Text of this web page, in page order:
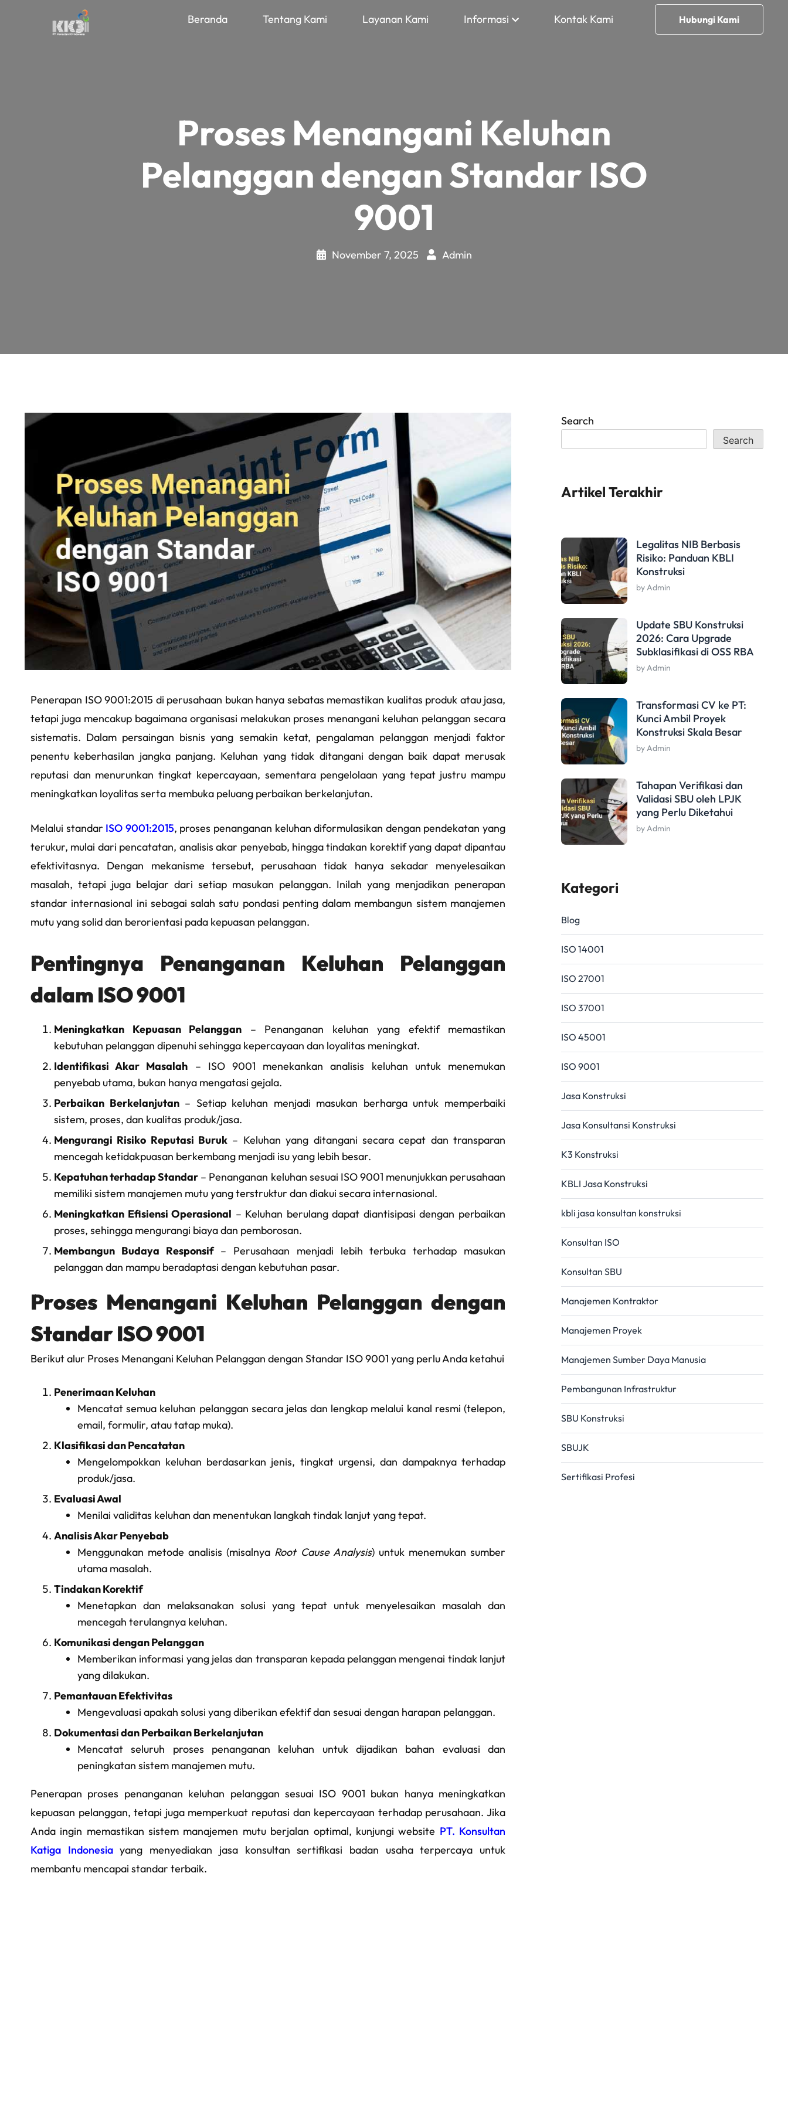
Beranda Tentang Kami Layanan Kami Informasi Kontak Kami Hubungi Kami
Proses Menangani Keluhan
Pelanggan dengan Standar ISO
9001
November 7, 2025 Admin
Penerapan ISO 9001:2015 di perusahaan bukan hanya sebatas memastikan kualitas produk atau jasa,
tetapi juga mencakup bagaimana organisasi melakukan proses menangani keluhan pelanggan secara
sistematis. Dalam persaingan bisnis yang semakin ketat, pengalaman pelanggan menjadi faktor
penentu keberhasilan jangka panjang. Keluhan yang tidak ditangani dengan baik dapat merusak
reputasi dan menurunkan tingkat kepercayaan, sementara pengelolaan yang tepat justru mampu
meningkatkan loyalitas serta membuka peluang perbaikan berkelanjutan.
Melalui standar ISO 9001:2015, proses penanganan keluhan diformulasikan dengan pendekatan yang
terukur, mulai dari pencatatan, analisis akar penyebab, hingga tindakan korektif yang dapat dipantau
efektivitasnya. Dengan mekanisme tersebut, perusahaan tidak hanya sekadar menyelesaikan
masalah, tetapi juga belajar dari setiap masukan pelanggan. Inilah yang menjadikan penerapan
standar internasional ini sebagai salah satu pondasi penting dalam membangun sistem manajemen
mutu yang solid dan berorientasi pada kepuasan pelanggan.
Pentingnya Penanganan Keluhan Pelanggan
dalam ISO 9001
Meningkatkan Kepuasan Pelanggan – Penanganan keluhan yang efektif memastikan
kebutuhan pelanggan dipenuhi sehingga kepercayaan dan loyalitas meningkat.
Identifikasi Akar Masalah – ISO 9001 menekankan analisis keluhan untuk menemukan
penyebab utama, bukan hanya mengatasi gejala.
Perbaikan Berkelanjutan– Setiap keluhan menjadi masukan berharga untuk memperbaiki
sistem, proses, dan kualitas produk/jasa.
Mengurangi Risiko Reputasi Buruk – Keluhan yang ditangani secara cepat dan transparan
mencegah ketidakpuasan berkembang menjadi isu yang lebih besar.
Kepatuhan terhadap Standar – Penanganan keluhan sesuai ISO 9001 menunjukkan perusahaan
memiliki sistem manajemen mutu yang terstruktur dan diakui secara internasional.
Meningkatkan Efisiensi Operasional – Keluhan berulang dapat diantisipasi dengan perbaikan
proses, sehingga mengurangi biaya dan pemborosan.
Membangun Budaya Responsif– Perusahaan menjadi lebih terbuka terhadap masukan
pelanggan dan mampu beradaptasi dengan kebutuhan pasar.
Proses Menangani Keluhan Pelanggan dengan
Standar ISO 9001
Berikut alur Proses Menangani Keluhan Pelanggan dengan Standar ISO 9001 yang perlu Anda ketahui
Penerimaan Keluhan
Mencatat semua keluhan pelanggan secara jelas dan lengkap melalui kanal resmi (telepon,
email, formulir, atau tatap muka).
Klasifikasi dan Pencatatan
Mengelompokkan keluhan berdasarkan jenis, tingkat urgensi, dan dampaknya terhadap
produk/jasa.
Evaluasi Awal
Menilai validitas keluhan dan menentukan langkah tindak lanjut yang tepat.
Analisis Akar Penyebab
Menggunakan metode analisis (misalnya Root Cause Analysis) untuk menemukan sumber
utama masalah.
Tindakan Korektif
Menetapkan dan melaksanakan solusi yang tepat untuk menyelesaikan masalah dan
mencegah terulangnya keluhan.
Komunikasi dengan Pelanggan
Memberikan informasi yang jelas dan transparan kepada pelanggan mengenai tindak lanjut
yang dilakukan.
Pemantauan Efektivitas
Mengevaluasi apakah solusi yang diberikan efektif dan sesuai dengan harapan pelanggan.
Dokumentasi dan Perbaikan Berkelanjutan
Mencatat seluruh proses penanganan keluhan untuk dijadikan bahan evaluasi dan
peningkatan sistem manajemen mutu.
Penerapan proses penanganan keluhan pelanggan sesuai ISO 9001 bukan hanya meningkatkan
kepuasan pelanggan, tetapi juga memperkuat reputasi dan kepercayaan terhadap perusahaan. Jika
Anda ingin memastikan sistem manajemen mutu berjalan optimal, kunjungi website PT. Konsultan
Katiga Indonesiayang menyediakan jasa konsultan sertifikasi badan usaha terpercaya untuk
membantu mencapai standar terbaik.
Search
Search
Artikel Terakhir
Legalitas NIB Berbasis
Risiko: Panduan KBLI
Konstruksi
by Admin
Update SBU Konstruksi
2026: Cara Upgrade
Subklasifikasi di OSS RBA
by Admin
Transformasi CV ke PT:
Kunci Ambil Proyek
Konstruksi Skala Besar
by Admin
Tahapan Verifikasi dan
Validasi SBU oleh LPJK
yang Perlu Diketahui
by Admin
Kategori
Blog
ISO 14001
ISO 27001
ISO 37001
ISO 45001
ISO 9001
Jasa Konstruksi
Jasa Konsultansi Konstruksi
K3 Konstruksi
KBLI Jasa Konstruksi
kbli jasa konsultan konstruksi
Konsultan ISO
Konsultan SBU
Manajemen Kontraktor
Manajemen Proyek
Manajemen Sumber Daya Manusia
Pembangunan Infrastruktur
SBU Konstruksi
SBUJK
Sertifikasi Profesi